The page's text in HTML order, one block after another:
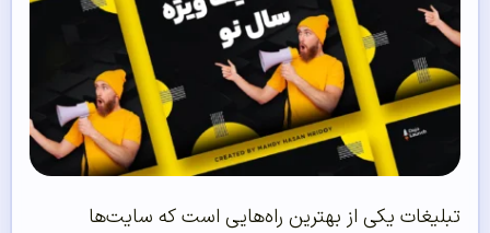
تبلیغات یکی از بهترین راه‌هایی است که سایت‌ها